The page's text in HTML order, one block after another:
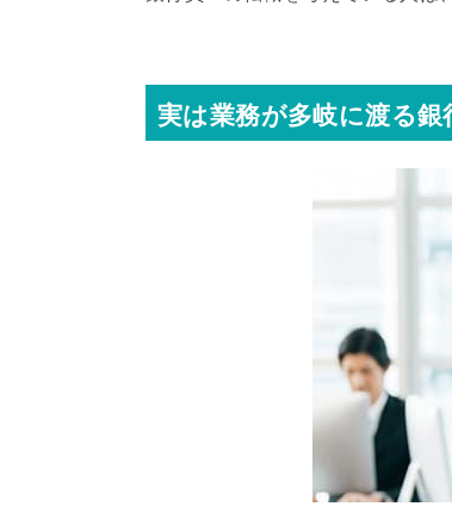
実は業務が多岐に渡る銀